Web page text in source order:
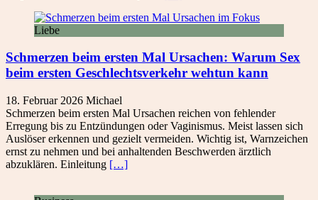
Liebe
Schmerzen beim ersten Mal Ursachen: Warum Sex
beim ersten Geschlechtsverkehr wehtun kann
18. Februar 2026 Michael
Schmerzen beim ersten Mal Ursachen reichen von fehlender
Erregung bis zu Entzündungen oder Vaginismus. Meist lassen sich
Auslöser erkennen und gezielt vermeiden. Wichtig ist, Warnzeichen
ernst zu nehmen und bei anhaltenden Beschwerden ärztlich
abzuklären. Einleitung […]